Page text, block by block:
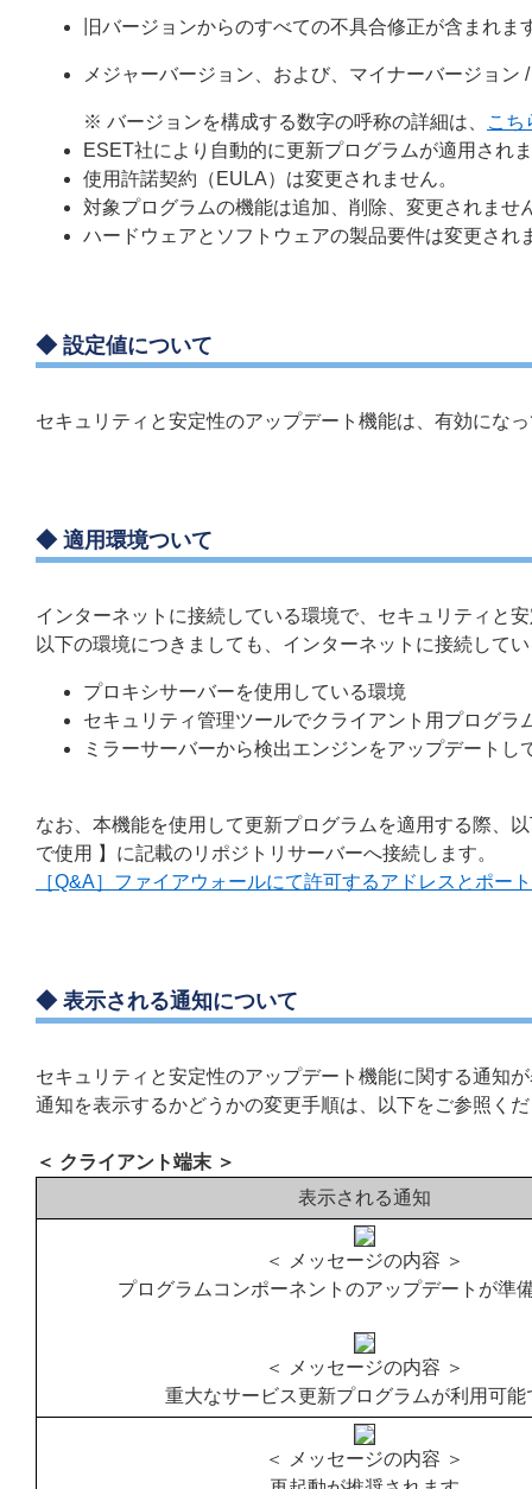
旧バージョンからのすべての不具合修正が含まれま
メジャーバージョン、および、マイナーバージョ
※ バージョンを構成する数字の呼称の詳細は、
こち
ESET社により自動的に更新プログラムが適用され
使用許諾契約（EULA）は変更されません。
対象プログラムの機能は追加、削除、変更されませ
ハードウェアとソフトウェアの製品要件は変更され
◆ 設定値について
セキュリティと安定性のアップデート機能は、有効にな
◆ 適用環境ついて
インターネットに接続している環境で、セキュリティと
以下の環境につきましても、インターネットに接続して
プロキシサーバーを使用している環境
セキュリティ管理ツールでクライアント用プログラ
ミラーサーバーから検出エンジンをアップデートし
なお、本機能を使用して更新プログラムを適用する際、
で使用 】に記載のリポジトリサーバーへ接続します。
［Q&A］ファイアウォールにて許可するアドレスとポー
◆ 表示される通知について
セキュリティと安定性のアップデート機能に関する通知
通知を表示するかどうかの変更手順は、以下をご参照く
＜ クライアント端末 ＞
表示される通知
＜ メッセージの内容 ＞
プログラムコンポーネントのアップデートが準
＜ メッセージの内容 ＞
重大なサービス更新プログラムが利用可能
＜ メッセージの内容 ＞